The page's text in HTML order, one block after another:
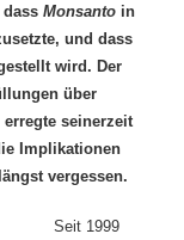
Monsantoin
und dass
wird. Der
über
seinerzeit
Implikationen
vergessen.
Seit 1999